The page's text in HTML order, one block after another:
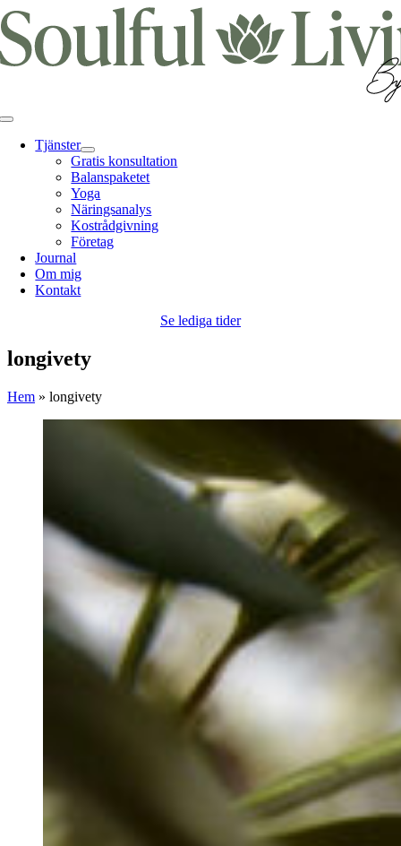
Fortsätt
till
innehållet
Toggle
NavigationTjänster
Gratis konsultation
Balanspaketet
Yoga
Näringsanalys
Kostrådgivning
Företag
Journal
Om mig
Kontakt
Se lediga tider
longivety
Hem » longivety